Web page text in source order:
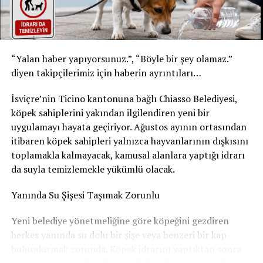
* Şişe: 200 ml
* Son tüketim tarihi: 20 Şubat 2027
ürünlerin geri çağırma kapsamında olduğunu belirtti.
Akar Swiss AG, tüketicilerden belirtilen ürünleri
kesinlikle tüketmemelerini istedi. Geri çağırma
kapsamındaki içecekler, satın alma fişi ibraz edilmeden
satın alındıkları market veya satış noktasına teslim
edilebilecek. Ürün bedeli tüketicilere tam olarak iade
tedbiri olduğunu vurgulayarak, elinde belirtilen
ürünlerden bulunan herkesin en kısa sürede iade işlemini
“Yalan haber yapıyorsunuz.”, “Böyle bir şey olamaz.”
diyen takipçilerimiz için haberin ayrıntıları…
İsviçre’nin Ticino kantonuna bağlı Chiasso Belediyesi,
köpek sahiplerini yakından ilgilendiren yeni bir
uygulamayı hayata geçiriyor. Ağustos ayının ortasından
itibaren köpek sahipleri yalnızca hayvanlarının dışkısını
toplamakla kalmayacak, kamusal alanlara yaptığı idrarı
da suyla temizlemekle yükümlü olacak.
Yanında Su Şişesi Taşımak Zorunlu
Yeni belediye yönetmeliğine göre köpeğini gezdiren
herkes yanında su dolu bir şişe veya benzeri bir kap